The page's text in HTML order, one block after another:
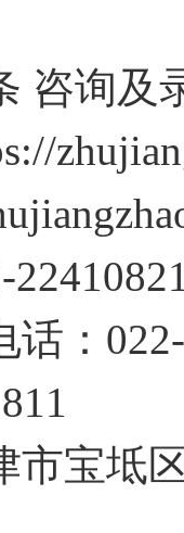
咨询及
： 022-
市宝坻